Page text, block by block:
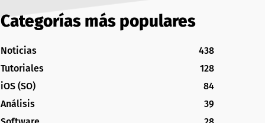
Categorías más populares
Noticias
438
Tutoriales
128
iOS (SO)
84
Análisis
39